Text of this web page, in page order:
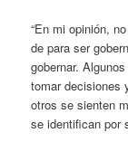
“En mi opinión,
de para ser
gobernar.
tomar decisiones
otros se sienten
se identifican por